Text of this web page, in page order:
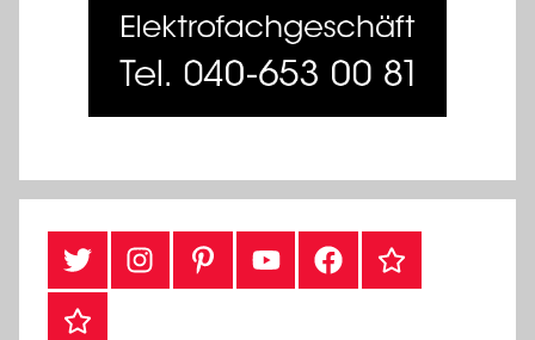
#TwitterInstagramPinterestYouTubeFacebookTikTok
Webshop